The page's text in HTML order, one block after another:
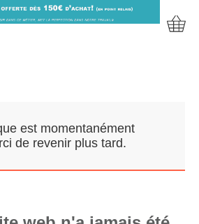
Prendre RDV
Nos Marques
est momentanément
de revenir plus tard.